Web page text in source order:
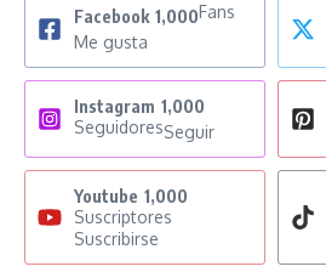
Facebook 1,000Fans
Me gusta
Instagram 1,000
SeguidoresSeguir
Youtube 1,000
Suscriptores
Suscribirse